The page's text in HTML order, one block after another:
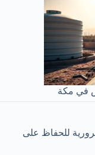
في مكة
للحفاظ على